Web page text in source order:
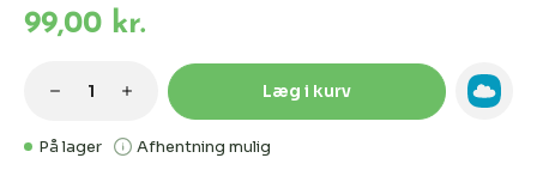
99,00 kr.
På lager Afhentning mulig
Produktmængde: Indtast den
Læg i kurv